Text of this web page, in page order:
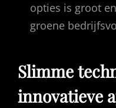
opties is groot
groene
Slimme
innovatieve